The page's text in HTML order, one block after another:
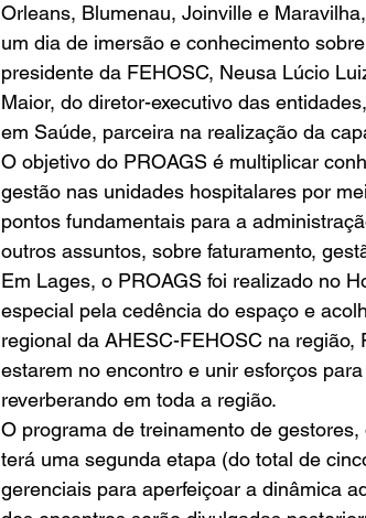
Orleans, Blumenau, Joinville e
um dia de imersão e conhecimento
presidente da FEHOSC, Neusa Lúcio
Maior, do diretor-executivo das
em Saúde, parceira na realização da
O objetivo do PROAGS é multiplicar
gestão nas unidades hospitalares por
pontos fundamentais para a
outros assuntos, sobre faturamento,
Em Lages, o PROAGS foi realizado no
especial pela cedência do espaço e
regional da AHESC-FEHOSC na
estarem no encontro e unir esforços
reverberando em toda a região.
O programa de treinamento de
terá uma segunda etapa (do total de
gerenciais para aperfeiçoar a dinâmica